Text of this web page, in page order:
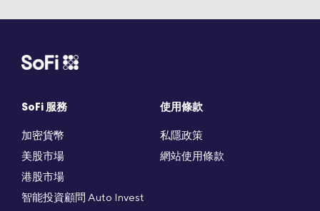
SoFi 服務
加密貨幣
美股市場
港股市場
智能投資顧問 Auto Invest
使用條款
私隱政策
網站使用條款